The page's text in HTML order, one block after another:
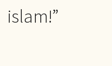
KONTAKT
islam!”